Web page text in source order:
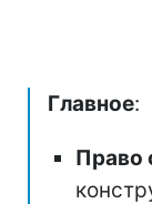
Главное:
Право